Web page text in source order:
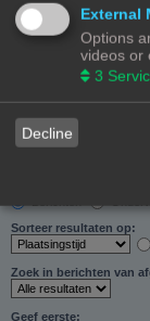
Doorzoek subforums:
Nee
Alleen
Alleen tekst
Alleen onderwerptitels
Alleen eerste bericht
Sorteer resultaten op:
Zoek in berichten van
Geef eerste:
External
Options
videos or
3
Decline